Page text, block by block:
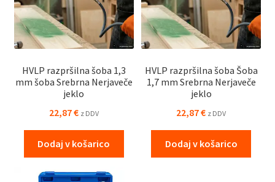
HVLP razpršilna šoba 1,3
mm šoba Srebrna Nerjaveče
jeklo
22,87€ z DDV
Dodaj v košarico
HVLP razpršilna šoba Šoba
1,7 mm Srebrna Nerjaveče
jeklo
22,87€ z DDV
Dodaj v košarico